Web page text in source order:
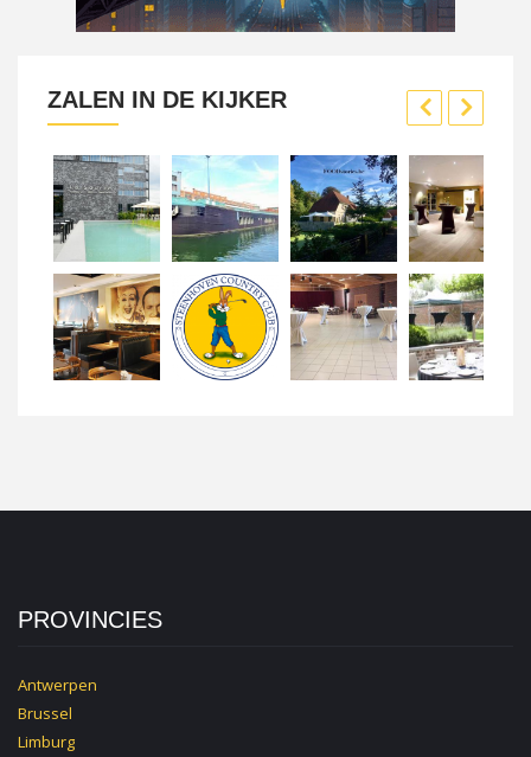
ZALEN IN DE KIJKER
PROVINCIES
Antwerpen
Brussel
Limburg